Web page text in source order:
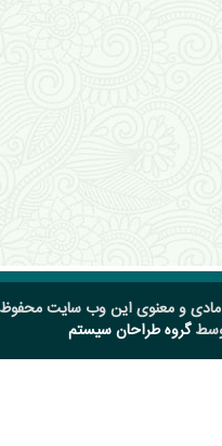
مادی و معنوی این وب سایت
گروه طراحان سیستم